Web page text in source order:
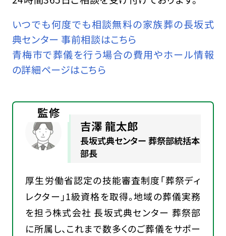
いつでも何度でも相談無料の家族葬の長坂式
典センター 事前相談はこちら
青梅市で葬儀を行う場合の費用やホール情報
の詳細ページはこちら
監修
吉澤 龍太郎
長坂式典センター 葬祭部統括本
部長
厚生労働省認定の技能審査制度「葬祭ディ
レクター」1級資格を取得。地域の葬儀実務
を担う株式会社 長坂式典センター 葬祭部
に所属し、これまで数多くのご葬儀をサポー